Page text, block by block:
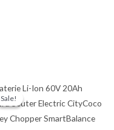
Sale!
Sale!
Prețul
inițial
a
1.599,00 Ron.
Prețul
curent
este: